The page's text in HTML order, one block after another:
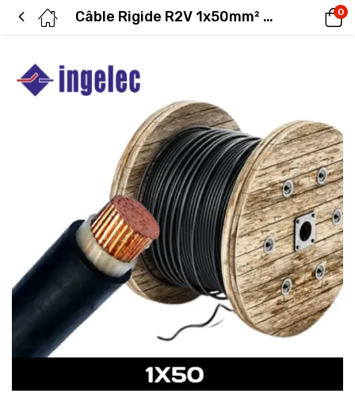
Câble Rigide R2V 1x50mm² U1000 INGELEC 0